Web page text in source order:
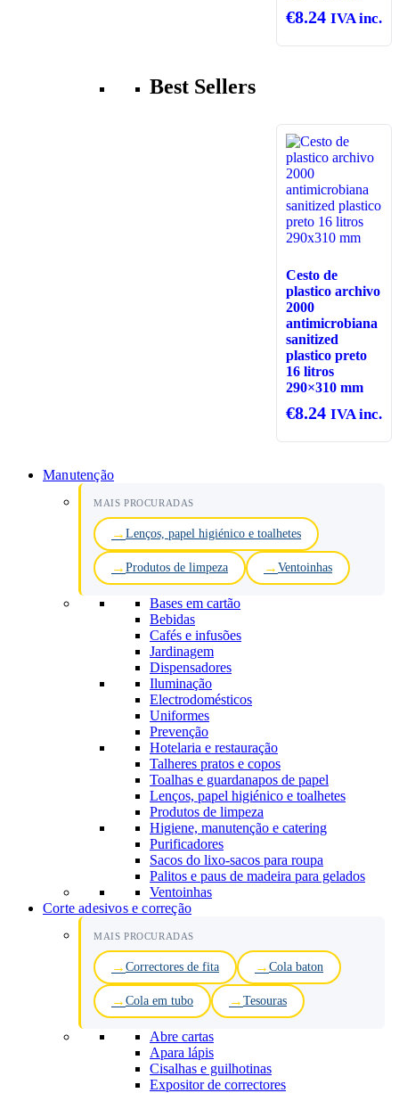
€8.24 IVA inc.
Best Sellers
Cesto de
plastico archivo
2000
antimicrobiana
sanitized
plastico preto
16 litros
290×310 mm
€8.24 IVA inc.
Manutenção
MAIS PROCURADAS
Lenços, papel higiénico e toalhetes
Produtos de limpeza Ventoinhas
Bases em cartão
Bebidas
Cafés e infusões
Jardinagem
Dispensadores
Iluminação
Electrodomésticos
Uniformes
Prevenção
Hotelaria e restauração
Talheres pratos e copos
Toalhas e guardanapos de papel
Lenços, papel higiénico e toalhetes
Produtos de limpeza
Higiene, manutenção e catering
Purificadores
Sacos do lixo-sacos para roupa
Palitos e paus de madeira para gelados
Ventoinhas
Corte adesivos e correção
MAIS PROCURADAS
Correctores de fita Cola baton
Cola em tubo Tesouras
Abre cartas
Apara lápis
Cisalhas e guilhotinas
Expositor de correctores